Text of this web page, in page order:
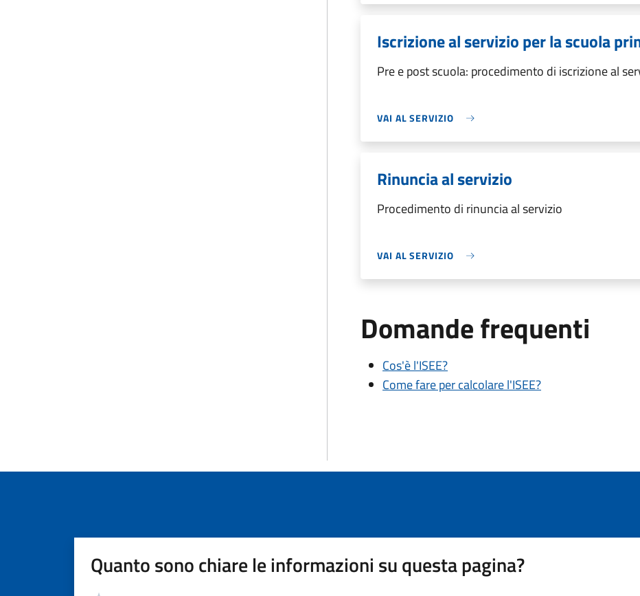
Iscrizione al servizio per la scuola
Pre e post scuola: procedimento di iscrizione al
VAI AL SERVIZIO
Rinuncia al servizio
Procedimento di rinuncia al servizio
VAI AL SERVIZIO
Domande frequenti
Cos'è l'ISEE?
Come fare per calcolare l'ISEE?
Quanto sono chiare le informazioni su questa pagina?